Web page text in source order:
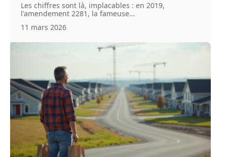
Les chiffres sont là, implacables : en 2019,
l'amendement 2281, la fameuse…
11 mars 2026